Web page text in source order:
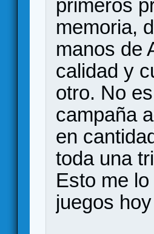
primeros
memoria,
manos de
calidad y
otro. No
campaña
en
toda una
Esto me
juegos